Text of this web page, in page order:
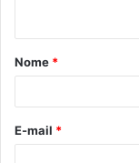
Nome *
E-mail *